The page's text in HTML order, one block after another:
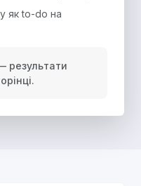
як to-do на
результати